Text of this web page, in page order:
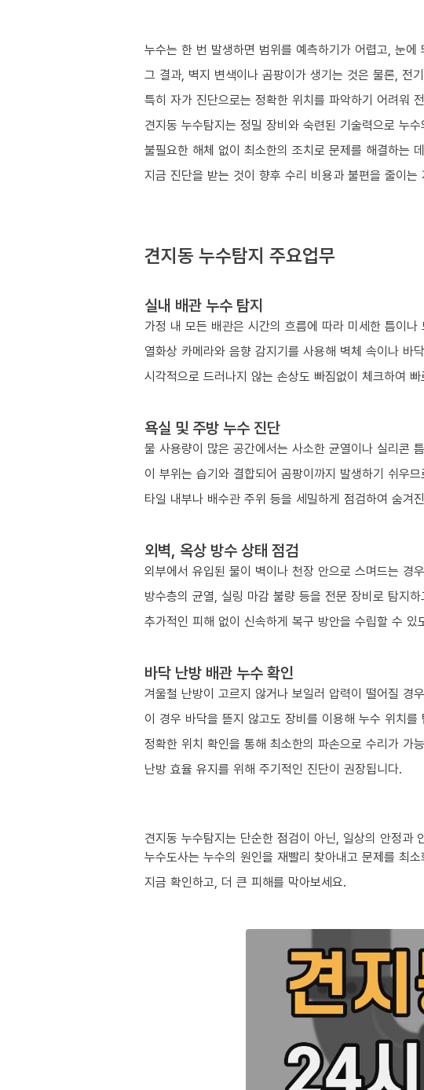
누수는 한 번 발생하면 범위를 예측하기가 어렵고, 눈에
그 결과, 벽지 변색이나 곰팡이가 생기는 것은 물론, 전
특히 자가 진단으로는 정확한 위치를 파악하기 어려워
견지동 누수탐지는 정밀 장비와 숙련된 기술력으로 누
불필요한 해체 없이 최소한의 조치로 문제를 해결하는
지금 진단을 받는 것이 향후 수리 비용과 불편을 줄이는
견지동 누수탐지 주요업무
실내 배관 누수 탐지
가정 내 모든 배관은 시간의 흐름에 따라 미세한 틈이
열화상 카메라와 음향 감지기를 사용해 벽체 속이나 바
시각적으로 드러나지 않는 손상도 빠짐없이 체크하여
욕실 및 주방 누수 진단
물 사용량이 많은 공간에서는 사소한 균열이나 실리콘
이 부위는 습기와 결합되어 곰팡이까지 발생하기 쉬우
타일 내부나 배수관 주위 등을 세밀하게 점검하여 숨겨
외벽, 옥상 방수 상태 점검
외부에서 유입된 물이 벽이나 천장 안으로 스며드는 경
방수층의 균열, 실링 마감 불량 등을 전문 장비로 탐지
추가적인 피해 없이 신속하게 복구 방안을 수립할 수 있
바닥 난방 배관 누수 확인
겨울철 난방이 고르지 않거나 보일러 압력이 떨어질 경
이 경우 바닥을 뜯지 않고도 장비를 이용해 누수 위치를
정확한 위치 확인을 통해 최소한의 파손으로 수리가 가
난방 효율 유지를 위해 주기적인 진단이 권장됩니다.
견지동 누수탐지는 단순한 점검이 아닌, 일상의 안정과
누수도사는 누수의 원인을 재빨리 찾아내고 문제를 최
지금 확인하고, 더 큰 피해를 막아보세요.